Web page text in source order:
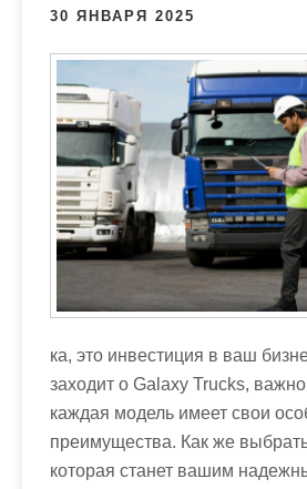
30 ЯНВАРЯ 2025
ка, это инвестиция в ваш
заходит о Galaxy Trucks,
каждая модель имеет свои
преимущества. Как же
которая станет вашим